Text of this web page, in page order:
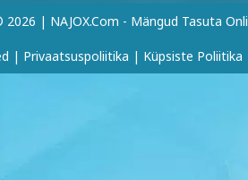
2026 | NAJOX.com - Mängud Tasuta
| Privaatsuspoliitika | Küpsiste Poliitika